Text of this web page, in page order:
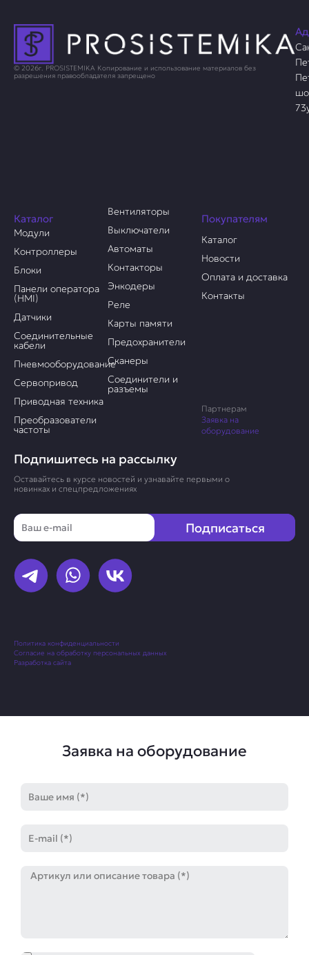
© 2026г. PROSISTEMIKA Копирование и использование материалов без
разрешения правообладателя запрещено
Подпишитесь на рассылку
Оставайтесь в курсе новостей и узнавайте первыми о
новинках и спецпредложениях
Email
Подписаться
Политика конфиденциальности
Согласие на обработку персональных данных
Разработка сайта
Каталог
Модули
Контроллеры
Блоки
Панели оператора
(HMI)
Датчики
Соединительные
кабели
Пневмооборудование
Сервопривод
Приводная техника
Преобразователи
частоты
Вентиляторы
Выключатели
Автоматы
Контакторы
Энкодеры
Реле
Карты памяти
Предохранители
Сканеры
Соединители и
разъемы
Покупателям
Каталог
Новости
Оплата и доставка
Контакты
Партнерам
Заявка на
оборудование
Заявка на оборудование
mail
Артикул